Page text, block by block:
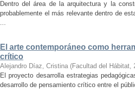
Dentro del área de la arquitectura y la
probablemente el más relevante dentro de
...
El arte contemporáneo como
crítico
Alejandro Díaz, Cristina (Facultad del Hábitat,
El proyecto desarrolla estrategias
desarrollo de pensamiento crítico entre el